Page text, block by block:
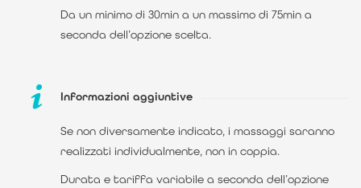
Da un minimo di 30min a un massimo di 75min a
seconda dell’opzione scelta.
Informazioni aggiuntive
Se non diversamente indicato, i massaggi saranno
realizzati individualmente, non in coppia.
Durata e tariffa variabile a seconda dell’opzione